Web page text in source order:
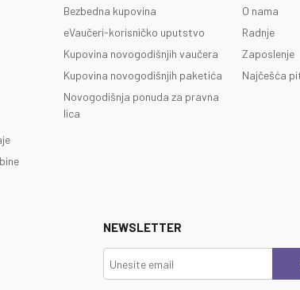
Bezbedna kupovina
eVaučeri-korisničko uputstvo
Kupovina novogodišnjih vaučera
Kupovina novogodišnjih paketića
Novogodišnja ponuda za pravna
lica
O nama
Radnje
Zaposlenje
Najčešća
NEWSLETTER